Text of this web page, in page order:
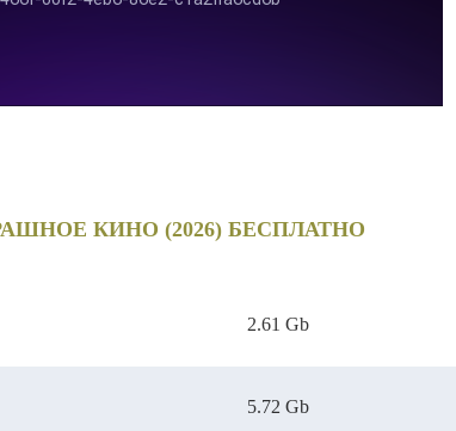
КИНО (2026) БЕСПЛАТНО
2.61 Gb
5.72 Gb